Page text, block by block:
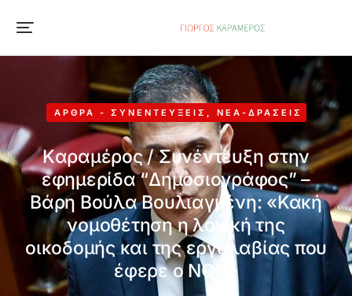
ΆΡΘΡΑ - ΣΥΝΕΝΤΕΎΞΕΙΣ , ΝΈΑ-ΔΡΆΣΕΙΣ
Kαραμέρος / Συνέντευξη στην
εφημερίδα “Δημοσιογράφος” –
Βάρη Βούλα Βουλιαγμένη: «Κακή
νομοθέτηση η λογική της
οικοδομής και της εργολαβίας που
έφερε ο ΝΟΚ»